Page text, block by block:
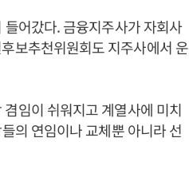
어갔다. 금융지주사가 자회사
보추천위원회도 지주사에서 운
임이 쉬워지고 계열사에 미치
의 연임이나 교체뿐 아니라 선